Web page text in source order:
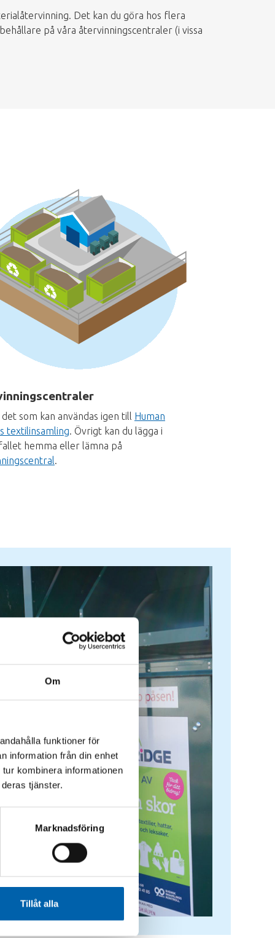
Om
funktioner för
information från din enhet
kombinera informationen
tjänster.
Marknadsföring
Tillåt alla
Det kan du göra hos flera
på våra återvinningscentraler (i vissa
det som kan användas igen till Human
textilinsamling. Övrigt kan du lägga i
hemma eller lämna på
.